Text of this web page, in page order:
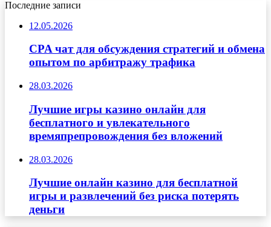
Последние записи
12.05.2026
CPA чат для обсуждения стратегий и обмена
опытом по арбитражу трафика
28.03.2026
Лучшие игры казино онлайн для
бесплатного и увлекательного
времяпрепровождения без вложений
28.03.2026
Лучшие онлайн казино для бесплатной
игры и развлечений без риска потерять
деньги